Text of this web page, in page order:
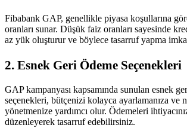
Fibabank GAP, genellikle piyasa koşullarına
oranları sunar. Düşük faiz oranları sayesinde
az yük oluşturur ve böylece tasarruf yapma
2. Esnek Geri Ödeme Seçenekleri
GAP kampanyası kapsamında sunulan esnek
seçenekleri, bütçenizi kolayca ayarlamanıza ve
yönetmenize yardımcı olur. Ödemeleri
düzenleyerek tasarruf edebilirsiniz.